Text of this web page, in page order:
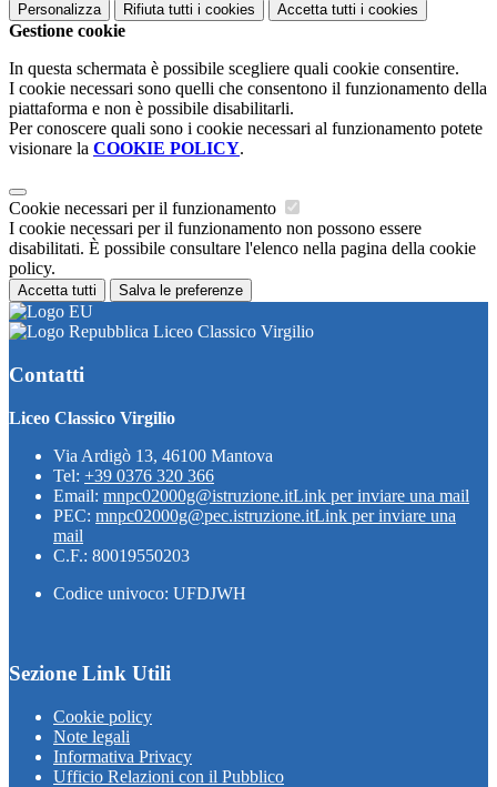
Personalizza Rifiuta tutti i cookies Accetta tutti i cookies
Gestione cookie
In questa schermata è possibile scegliere quali cookie consentire.
I cookie necessari sono quelli che consentono il funzionamento della
piattaforma e non è possibile disabilitarli.
Per conoscere quali sono i cookie necessari al funzionamento potete
visionare la COOKIE POLICY.
Cookie necessari per il funzionamento
I cookie necessari per il funzionamento non possono essere
disabilitati. È possibile consultare l'elenco nella pagina della cookie
policy.
Accetta tutti Salva le preferenze
Liceo Classico Virgilio
Contatti
Liceo Classico Virgilio
Via Ardigò 13, 46100 Mantova
Tel: +39 0376 320 366
Email: mnpc02000g@istruzione.itLink per inviare una mail
PEC: mnpc02000g@pec.istruzione.itLink per inviare una
mail
C.F.: 80019550203
Codice univoco: UFDJWH
Sezione Link Utili
Cookie policy
Note legali
Informativa Privacy
Ufficio Relazioni con il Pubblico